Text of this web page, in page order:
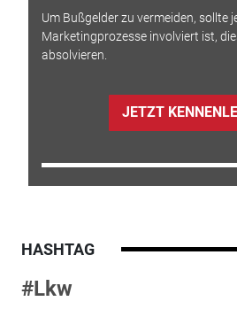
Um Bußgelder zu vermeiden, sollte
Marketingprozesse involviert ist,
absolvieren.
JETZT
HASHTAG
#Lkw